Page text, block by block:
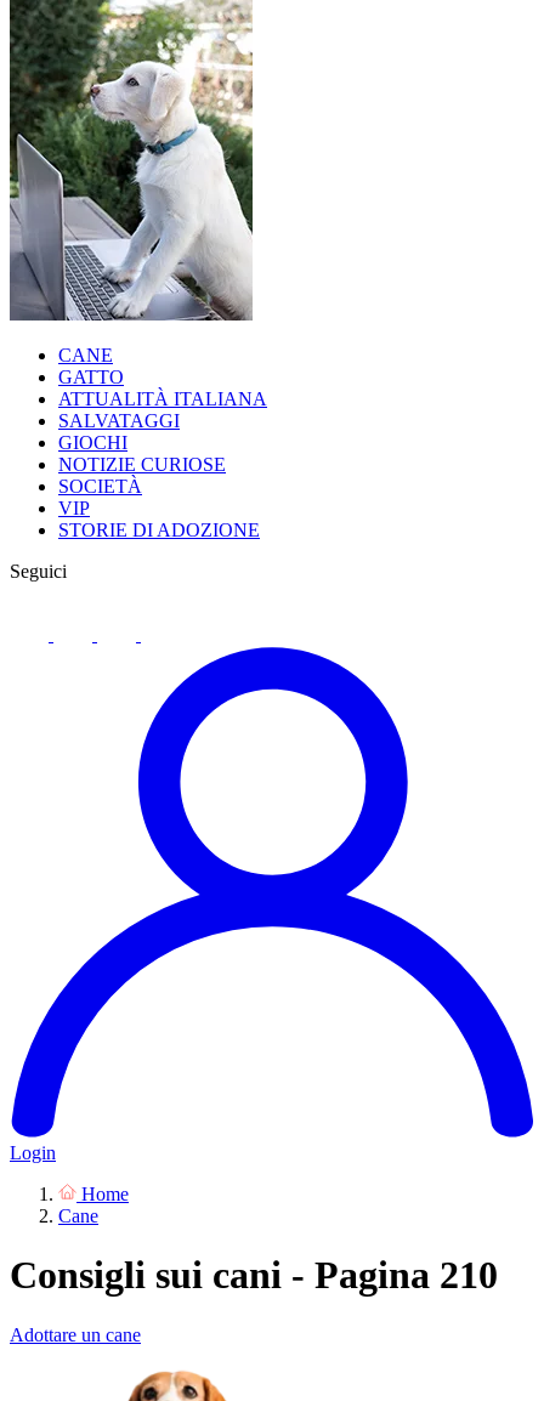
CANE
GATTO
ATTUALITÀ ITALIANA
SALVATAGGI
GIOCHI
NOTIZIE CURIOSE
SOCIETÀ
VIP
STORIE DI ADOZIONE
Seguici
Login
Home
Cane
Consigli sui cani - Pagina 210
Adottare un cane